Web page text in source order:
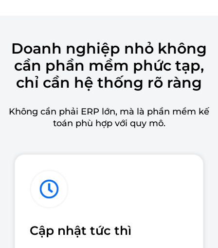
Doanh nghiệp nhỏ không
cần phần mềm phức tạp,
chỉ cần hệ thống rõ ràng
Không cần phải ERP lớn, mà là phần mềm kế
toán phù hợp với quy mô.
Cập nhật tức thì